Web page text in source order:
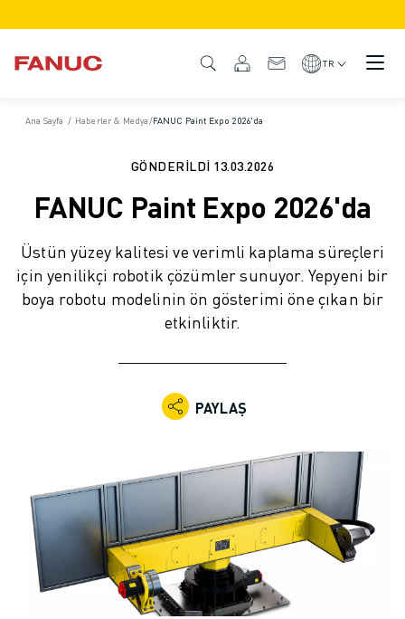
ÜRÜNE GENEL BAKIŞ
CNC FONKSIYONLARI/SEÇENEKLERI
SİMÜLASYON - DIJITAL İKIZ ÇÖZÜMLERI
CNC SÜRDÜRÜLEBILIRLIK
EĞITIM AMAÇLI CNC ÜRÜNLERI
ROBOT KONTROLÖRLERI
ROBOT AKSESUARLARI
ROBOT YAZILIMI
SIMÜLASYON YAZILIMI
EĞITIM AMAÇLI ROBOTIK ÜRÜNLERI
ROBOT OTOMASYONU
TR
Ana Sayfa / Haberler & Medya/FANUC Paint Expo 2026'da
GÖNDERILDI 13.03.2026
FANUC Paint Expo 2026'da
Üstün yüzey kalitesi ve verimli kaplama süreçleri
için yenilikçi robotik çözümler sunuyor. Yepyeni bir
boya robotu modelinin ön gösterimi öne çıkan bir
etkinliktir.
PAYLAŞ